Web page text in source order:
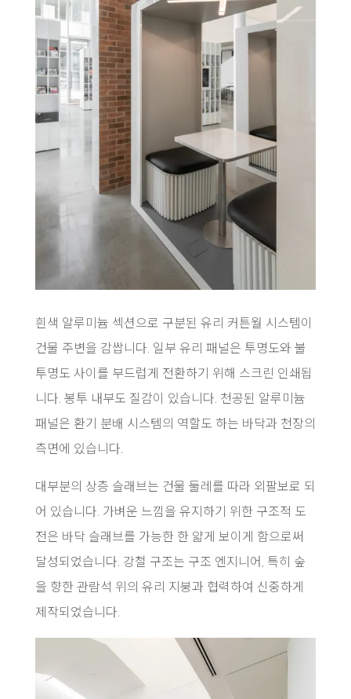
흰색 알루미늄 섹션으로 구분된 유리 커튼월 시스템이
건물 주변을 감쌉니다. 일부 유리 패널은 투명도와 불
투명도 사이를 부드럽게 전환하기 위해 스크린 인쇄됩
니다. 봉투 내부도 질감이 있습니다. 천공된 알루미늄
패널은 환기 분배 시스템의 역할도 하는 바닥과 천장의
측면에 있습니다.
대부분의 상층 슬래브는 건물 둘레를 따라 외팔보로 되
어 있습니다. 가벼운 느낌을 유지하기 위한 구조적 도
전은 바닥 슬래브를 가능한 한 얇게 보이게 함으로써
달성되었습니다. 강철 구조는 구조 엔지니어, 특히 숲
을 향한 관람석 위의 유리 지붕과 협력하여 신중하게
제작되었습니다.